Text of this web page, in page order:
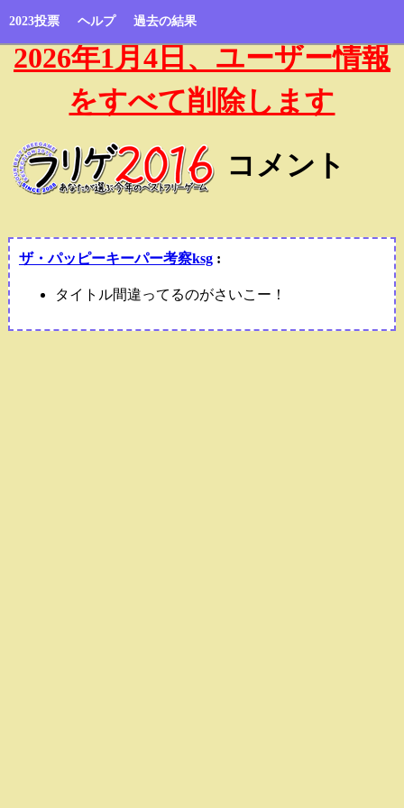
2023投票 ヘルプ 過去の結果
2026年1月4日、ユーザー情報
をすべて削除します
コメント
ザ・パッピーキーパー考察ksg:
タイトル間違ってるのがさいこー！